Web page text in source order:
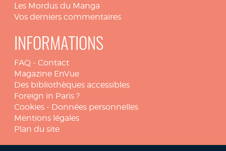
Les Mordus du Manga
Vos derniers commentaires
INFORMATIONS
FAQ - Contact
Magazine EnVue
Des bibliothèques accessibles
Foreign in Paris ?
Cookies - Données personnelles
Mentions légales
Plan du site